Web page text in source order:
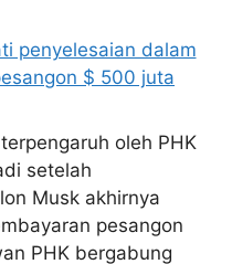
oleh PHK
setelah
Musk akhirnya
pesangon
PHK bergabung